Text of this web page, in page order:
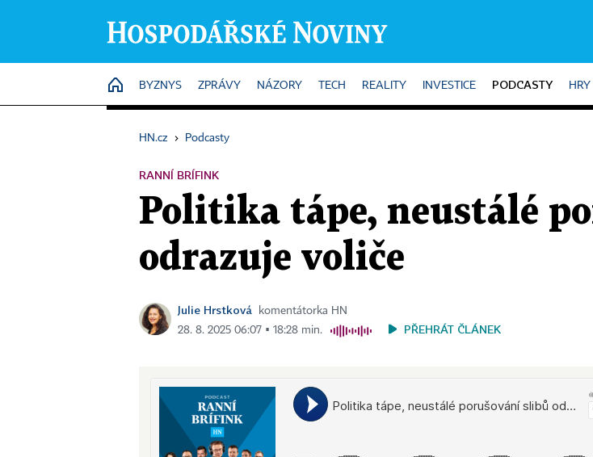
HOME
BYZNYS ZPRÁVY NÁZORY TECH REALITY INVESTICE PODCASTY HRY
HN.cz › Podcasty
RANNÍ BRÍFINK
Politika tápe, neustálé
odrazuje voliče
Julie Hrstková
komentátorka HN
28. 8. 2025 06:07 ▪ 18:28 min.
PŘEHRÁT ČLÁNEK